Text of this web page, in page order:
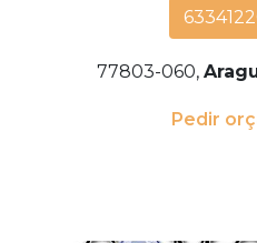
77803-060,
Pedir